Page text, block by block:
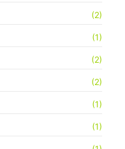
(2)
(1)
(2)
(2)
(1)
(1)